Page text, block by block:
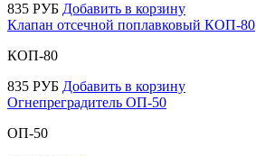
835 РУБ Добавить в корзину
Клапан отсечной поплавковый КОП-80
КОП-80
835 РУБ Добавить в корзину
Огнепреградитель ОП-50
ОП-50